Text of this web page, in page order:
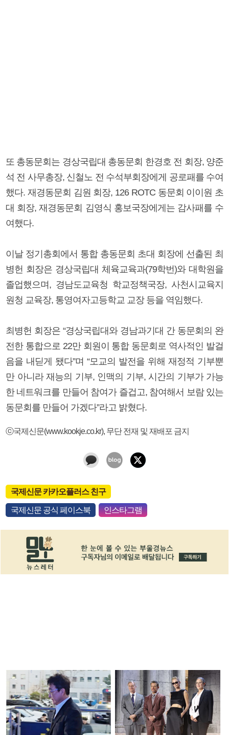
또 총동문회는 경상국립대 총동문회 한경호 전 회장, 양준
석 전 사무총장, 신철노 전 수석부회장에게 공로패를 수여
했다. 재경동문회 김원 회장, 126 ROTC 동문회 이이원 초
대 회장, 재경동문회 김영식 홍보국장에게는 감사패를 수
여했다.
이날 정기총회에서 통합 총동문회 초대 회장에 선출된 최
병헌 회장은 경상국립대 체육교육과(79학번)와 대학원을
졸업했으며, 경남도교육청 학교정책국장, 사천시교육지
원청 교육장, 통영여자고등학교 교장 등을 역임했다.
최병헌 회장은 “경상국립대와 경남과기대 간 동문회의 완
전한 통합으로 22만 회원이 통합 동문회로 역사적인 발걸
음을 내딛게 됐다”며 “모교의 발전을 위해 재정적 기부뿐
만 아니라 재능의 기부, 인맥의 기부, 시간의 기부가 가능
한 네트워크를 만들어 참여가 즐겁고, 참여해서 보람 있는
동문회를 만들어 가겠다”라고 밝혔다.
ⓒ국제신문(www.kookje.co.kr), 무단 전재 및 재배포 금지
국제신문 카카오플러스 친구
국제신문 공식 페이스북 인스타그램